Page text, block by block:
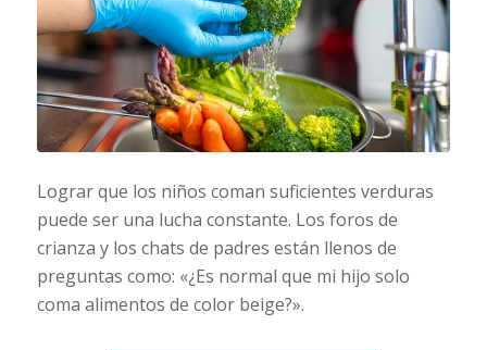
Lograr que los niños coman suficientes verduras
puede ser una lucha constante. Los foros de
crianza y los chats de padres están llenos de
preguntas como: «¿Es normal que mi hijo solo
coma alimentos de color beige?».